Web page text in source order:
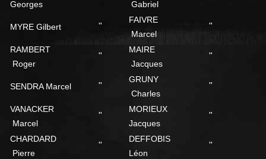
Georges
Gabriel
MYRE Gilbert "
FAIVRE
Marcel
"
RAMBERT
Roger
"
MAIRE
Jacques
"
SENDRA Marcel "
GRUNY
Charles
"
VANACKER
Marcel
"
MORIEUX
Jacques
"
CHARDARD
Pierre
"
DEFFOBIS
Léon
"